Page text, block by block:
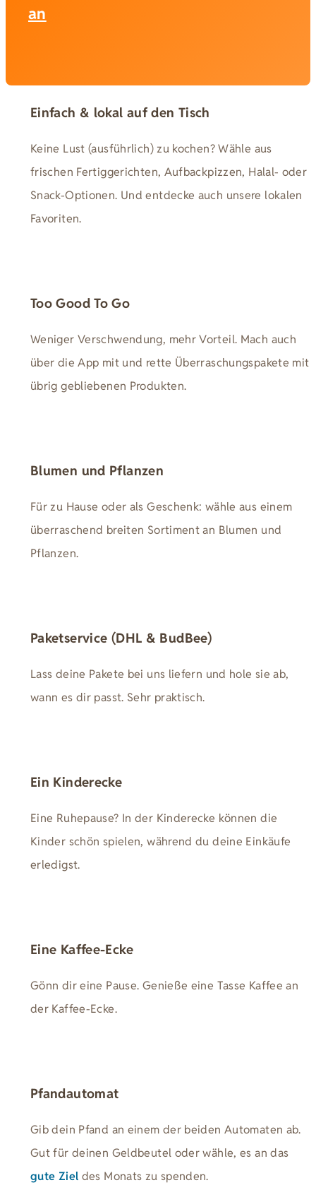
an
Einfach & lokal auf den Tisch
Keine Lust (ausführlich) zu kochen? Wähle aus
frischen Fertiggerichten, Aufbackpizzen, Halal- oder
Snack-Optionen. Und entdecke auch unsere lokalen
Favoriten.
Too Good To Go
Weniger Verschwendung, mehr Vorteil. Mach auch
über die App mit und rette Überraschungspakete mit
übrig gebliebenen Produkten.
Blumen und Pflanzen
Für zu Hause oder als Geschenk: wähle aus einem
überraschend breiten Sortiment an Blumen und
Pflanzen.
Paketservice (DHL & BudBee)
Lass deine Pakete bei uns liefern und hole sie ab,
wann es dir passt. Sehr praktisch.
Ein Kinderecke
Eine Ruhepause? In der Kinderecke können die
Kinder schön spielen, während du deine Einkäufe
erledigst.
Eine Kaffee-Ecke
Gönn dir eine Pause. Genieße eine Tasse Kaffee an
der Kaffee-Ecke.
Pfandautomat
Gib dein Pfand an einem der beiden Automaten ab.
Gut für deinen Geldbeutel oder wähle, es an das
gute Ziel des Monats zu spenden.